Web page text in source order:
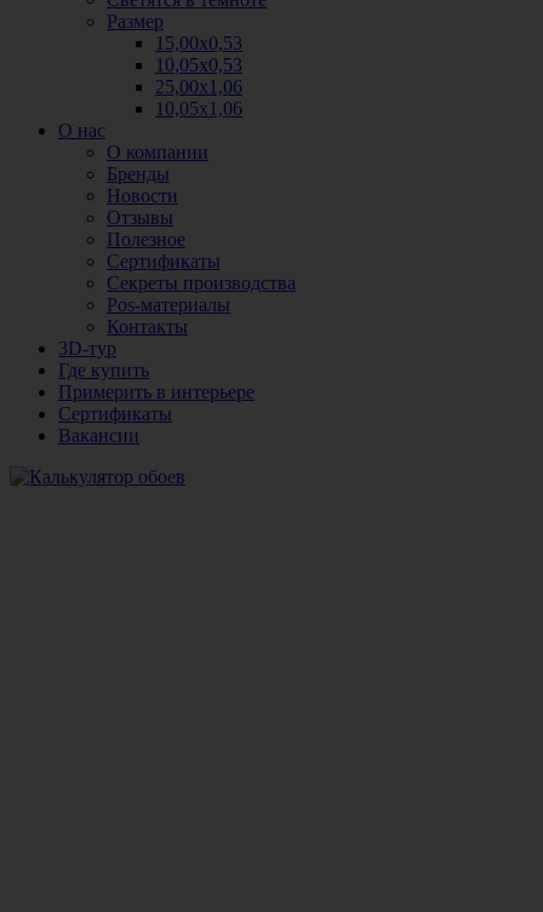
Размер
15,00х0,53
10,05х0,53
25,00х1,06
10,05х1,06
О нас
О компании
Бренды
Новости
Отзывы
Полезное
Сертификаты
Секреты производства
Pos-материалы
Контакты
3D-тур
Где купить
Примерить в интерьере
Сертификаты
Вакансии